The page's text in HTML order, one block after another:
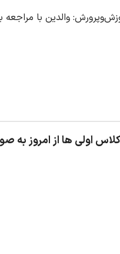
والدین با
اولی ها از امروز به